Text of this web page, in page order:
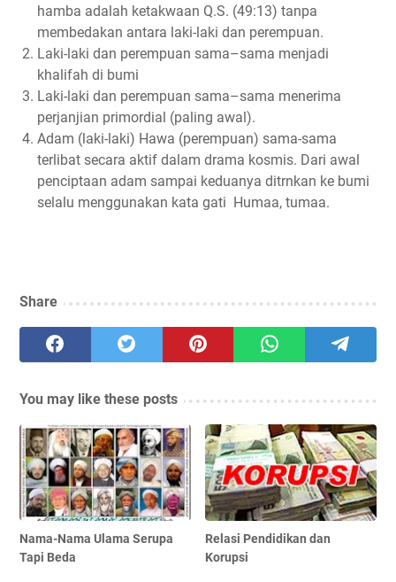
hamba adalah ketakwaan Q.S. (49:13) tanpa
membedakan antara laki-laki dan perempuan.
Laki-laki dan perempuan sama–sama menjadi
khalifah di bumi
Laki-laki dan perempuan sama–sama menerima
perjanjian primordial (paling awal).
Adam (laki-laki) Hawa (perempuan) sama-sama
terlibat secara aktif dalam drama kosmis. Dari awal
penciptaan adam sampai keduanya ditrnkan ke bumi
selalu menggunakan kata gati Humaa, tumaa.
Share
You may like these posts
Nama-Nama Ulama Serupa
Tapi Beda
Relasi Pendidikan dan
Korupsi